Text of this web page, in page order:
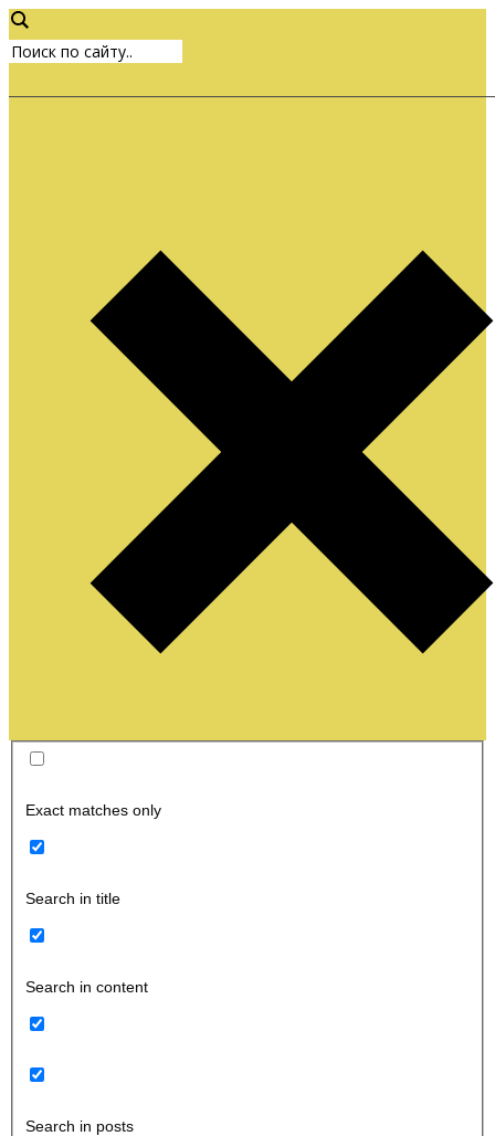
Exact matches only
Search in title
Search in content
Search in posts